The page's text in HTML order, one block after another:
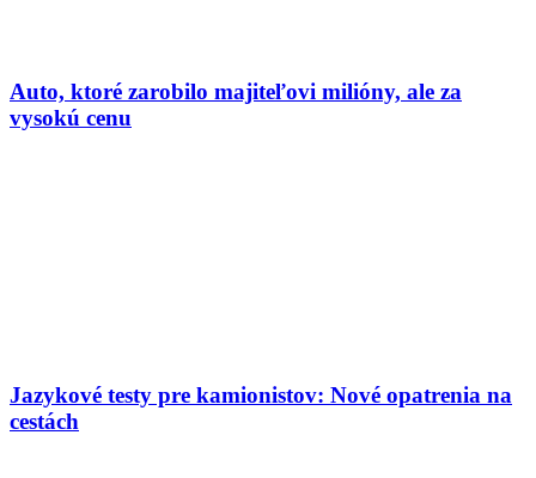
Auto, ktoré zarobilo majiteľovi milióny, ale za
vysokú cenu
Jazykové testy pre kamionistov: Nové opatrenia na
cestách